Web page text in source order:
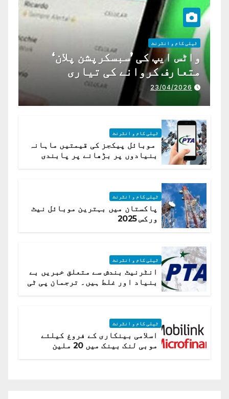
ٹیلی کام و انٹرنٹ
واٹس ایپ کی ’سبسکرپشن پلان‘
متعارف کروانے کی تیاری
23/04/2026
ٹیلی کام و انٹرنٹ
موبائل پیکجز کی قیمتیں ماہانہ
بنیادوں پر بڑھانے پر پابندی
ٹیلی کام و انٹرنٹ
پاکستان میں بہترین موبائل نیٹ
ورکس 2025
ٹیلی کام و انٹرنٹ
انٹرنیٹ بندش سے متعلق خبریں بے
بنیاد اور غلط ہیں۔ ترجمان پی ٹی
ٹیلی کام و انٹرنٹ
اسلامی بینکاری کے فروغ کیلئے
موبی لنک بینک میں 20 ملین